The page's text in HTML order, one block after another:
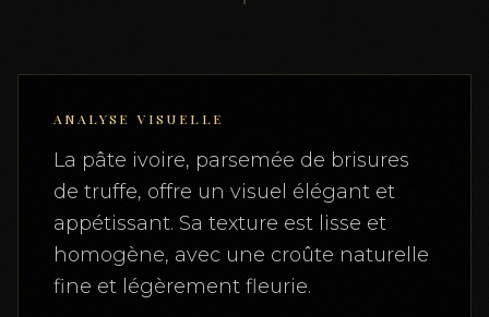
ANALYSE VISUELLE
La pâte ivoire, parsemée de brisures
de truffe, offre un visuel élégant et
appétissant. Sa texture est lisse et
homogène, avec une croûte naturelle
fine et légèrement fleurie.